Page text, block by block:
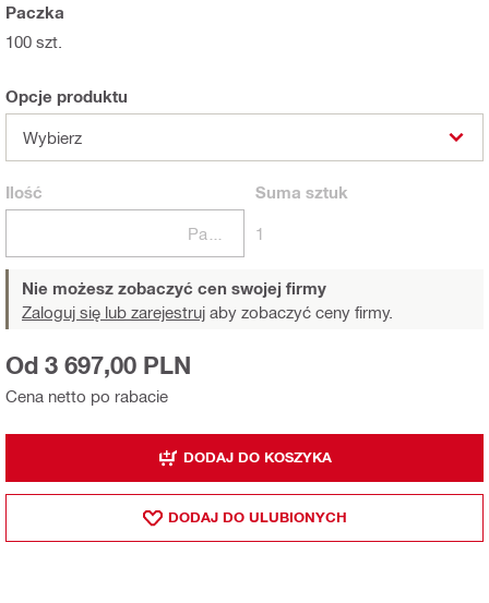
Paczka
100 szt.
Opcje produktu
Wybierz
Ilość Suma sztuk
1
Nie możesz zobaczyć cen swojej firmy
Zaloguj się lub zarejestruj aby zobaczyć ceny firmy.
Cena netto po rabacie
Od 3 697,00 PLN
DODAJ DO KOSZYKA
DODAJ DO ULUBIONYCH